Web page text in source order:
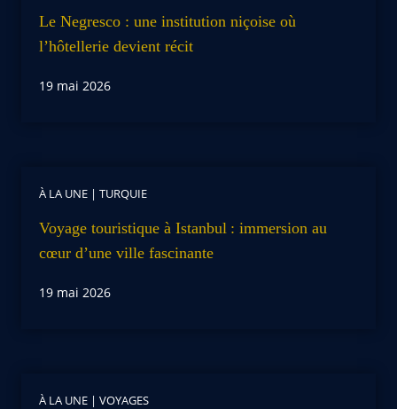
Le Negresco : une institution niçoise où
l’hôtellerie devient récit
19 mai 2026
À LA UNE | TURQUIE
Voyage touristique à Istanbul : immersion au
cœur d’une ville fascinante
19 mai 2026
À LA UNE | VOYAGES